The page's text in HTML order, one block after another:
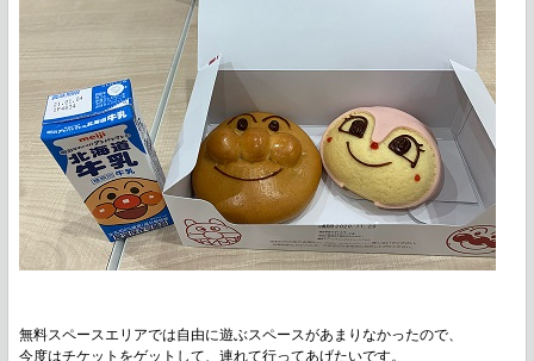
無料スペースエリアでは自由に遊ぶスペースがあまりなかったので、
今度はチケットをゲットして、連れて行ってあげたいです。